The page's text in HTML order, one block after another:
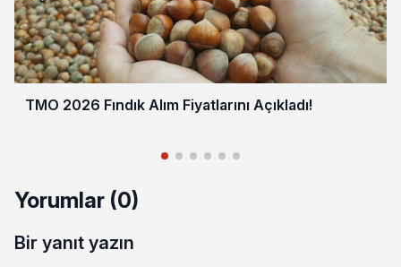
TMO 2026 Fındık Alım Fiyatlarını Açıkladı!
Yorumlar (0)
Bir yanıt yazın